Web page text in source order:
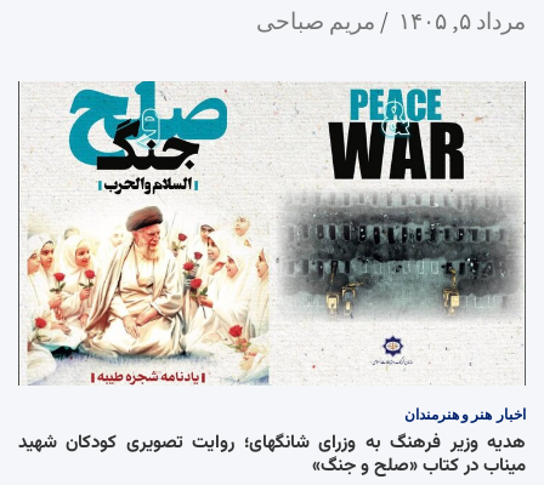
مرداد ۵, ۱۴۰۵ مریم صباحی
اخبار هنر و هنرمندان
هدیه وزیر فرهنگ به وزرای شانگهای؛ روایت تصویری کودکان شهید
میناب در کتاب «صلح و جنگ»